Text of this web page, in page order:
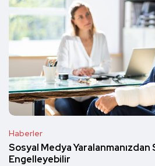
Haberler
Sosyal Medya
Engelleyebilir